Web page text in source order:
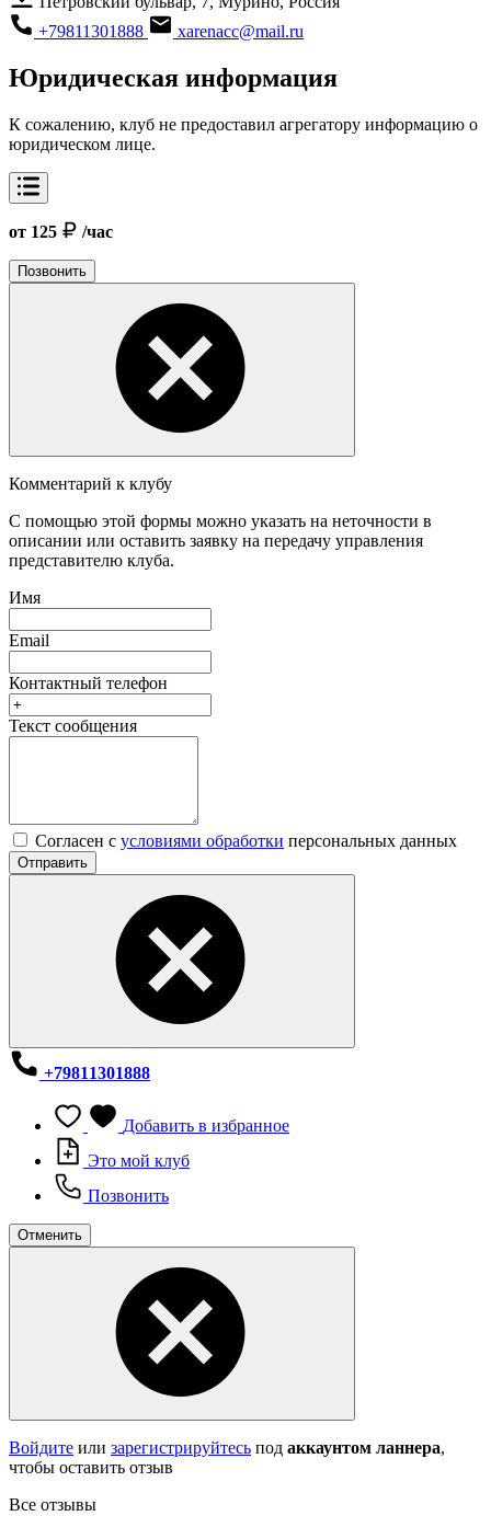
+79811301888
xarenacc@mail.ru
Юридическая информация
К сожалению, клуб не предоставил агрегатору информацию о
юридическом лице.
от 125 /час
Позвонить
Комментарий к клубу
С помощью этой формы можно указать на неточности в
описании или оставить заявку на передачу управления
представителю клуба.
Имя
Email
Контактный телефон
Текст сообщения
Согласен с условиями обработки персональных данных
Отправить
+79811301888
Добавить в избранное
Это мой клуб
Позвонить
Отменить
Войдите или зарегистрируйтесь под аккаунтом ланнера,
чтобы оставить отзыв
Все отзывы